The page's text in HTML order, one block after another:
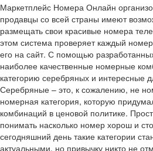
Маркетплейс Номера Онлайн
продавцы со всей страны имеют
размещать свои красивые номера
этом система проверяет каждый
его на сайт. С помощью
наиболее качественные номерные
категорию серебряных и интересные
Серебряные – это, к сожалению, не
номерная категория, которую
комбинаций в ценовой политике.
понимать насколько номер хорош и
сегодняшний день такие категории
актуальными, но привычку никто не